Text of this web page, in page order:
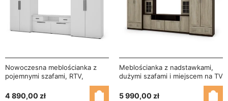
Nowoczesna meblościanka z
pojemnymi szafami, RTV,
330×189 cm Biel Arktyczna –
4 890,00 zł
Meblościanka z nadstawkami,
dużymi szafami i miejscem na TV
370×210 cm Sonoma Ciemna /
Sonoma Jasna – TAJGA
5 990,00 zł